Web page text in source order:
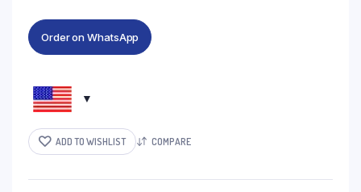
Order on WhatsApp
ADD TO WISHLIST COMPARE